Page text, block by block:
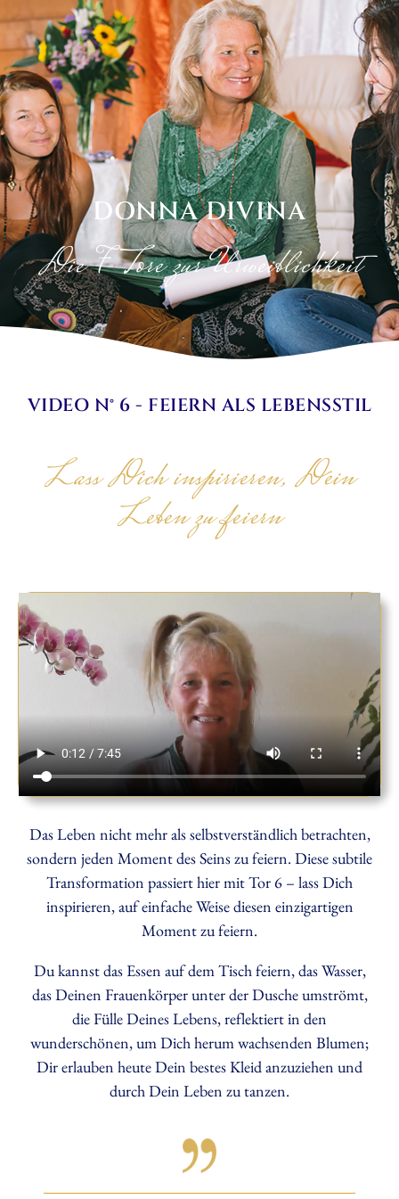
DONNA DIVINA
Die 7 Tore zur Urweiblichkeit
VIDEO N° 6 - FEIERN ALS LEBENSSTIL
Lass Dich inspirieren, Dein
Leben zu feiern
Das Leben nicht mehr als selbstverständlich betrachten,
sondern jeden Moment des Seins zu feiern. Diese subtile
Transformation passiert hier mit Tor 6 – lass Dich
inspirieren, auf einfache Weise diesen einzigartigen
Moment zu feiern.
Du kannst das Essen auf dem Tisch feiern, das Wasser,
das Deinen Frauenkörper unter der Dusche umströmt,
die Fülle Deines Lebens, reflektiert in den
wunderschönen, um Dich herum wachsenden Blumen;
Dir erlauben heute Dein bestes Kleid anzuziehen und
durch Dein Leben zu tanzen.